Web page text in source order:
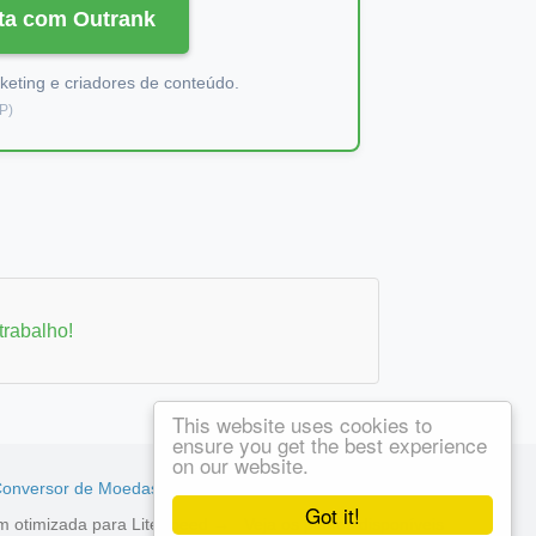
Got it!
This website uses cookies to
ensure you get the best experience
on our website.
com Outrank
e criadores de conteúdo.
de Moedas
otimizada para LiteSpeed →
Veja os planos disponíveis